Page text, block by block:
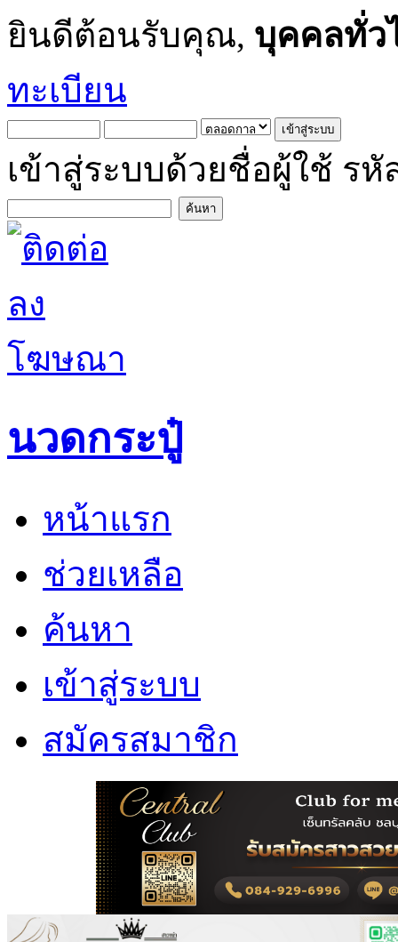
ยินดีต้อนรับคุณ, บุคคลทั่ว
ทะเบียน
เข้าสู่ระบบด้วยชื่อผู้ใช้ รหั
นวดกระปู๋
หน้าแรก
ช่วยเหลือ
ค้นหา
เข้าสู่ระบบ
สมัครสมาชิก